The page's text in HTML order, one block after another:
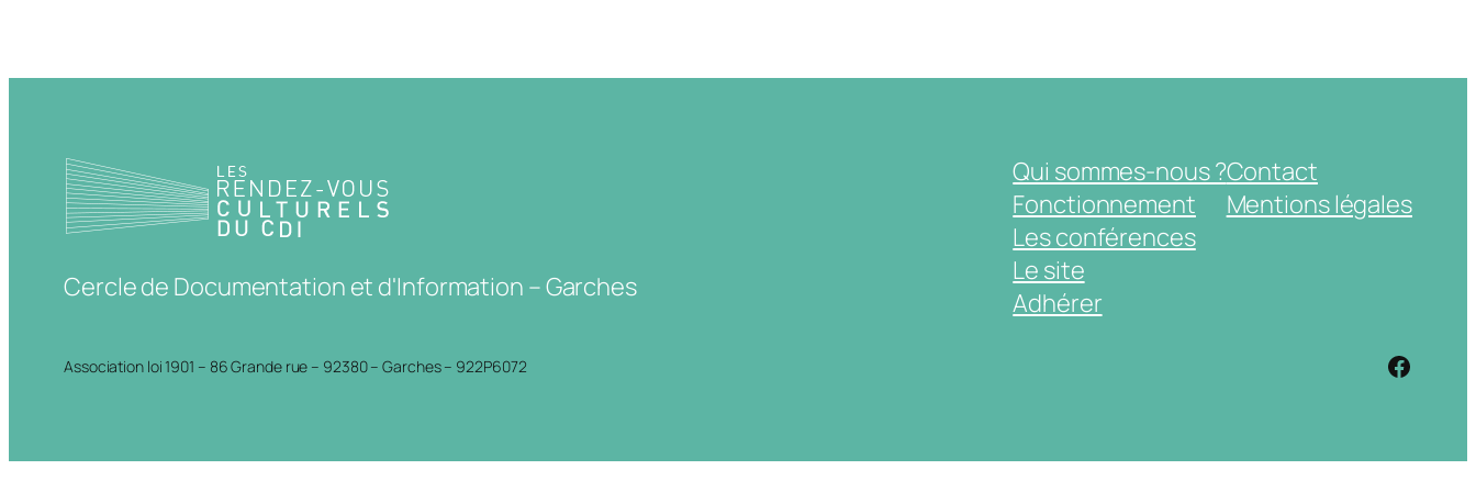
Cercle de Documentation et d'Information – Garches
Qui sommes-nous ?
Fonctionnement
Les conférences
Le site
Adhérer
Contact
Mentions légales
Association loi 1901 – 86 Grande rue – 92380 – Garches – 922P6072